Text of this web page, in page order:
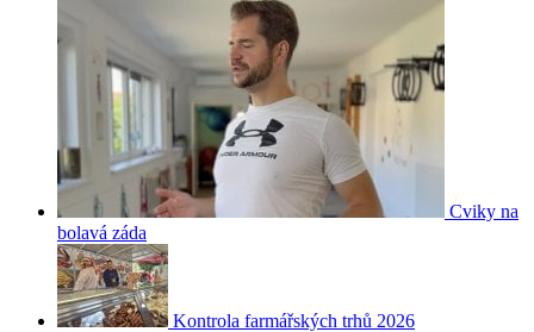
Cviky na
bolavá záda
Kontrola farmářských trhů 2026